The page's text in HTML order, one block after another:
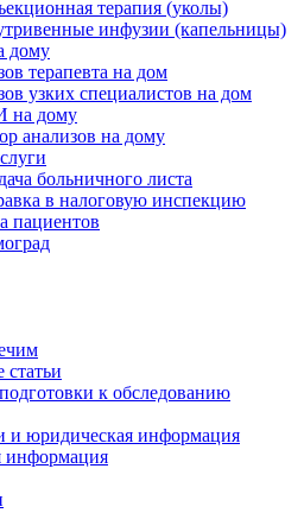
терапия (уколы)
инфузии (капельницы)
дому
терапевта на дом
узких специалистов на дом
на дому
анализов на дому
больничного листа
в налоговую инспекцию
пациентов
к обследованию
и юридическая информация
информация